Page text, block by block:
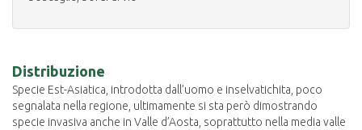
Distribuzione
Specie Est-Asiatica, introdotta dall’uomo e inselvatichita, poco
segnalata nella regione, ultimamente si sta però dimostrando
specie invasiva anche in Valle d’Aosta, soprattutto nella media valle